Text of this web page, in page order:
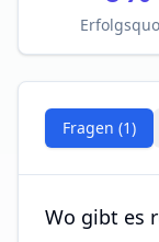
Fragen (1)
Wo gibt es